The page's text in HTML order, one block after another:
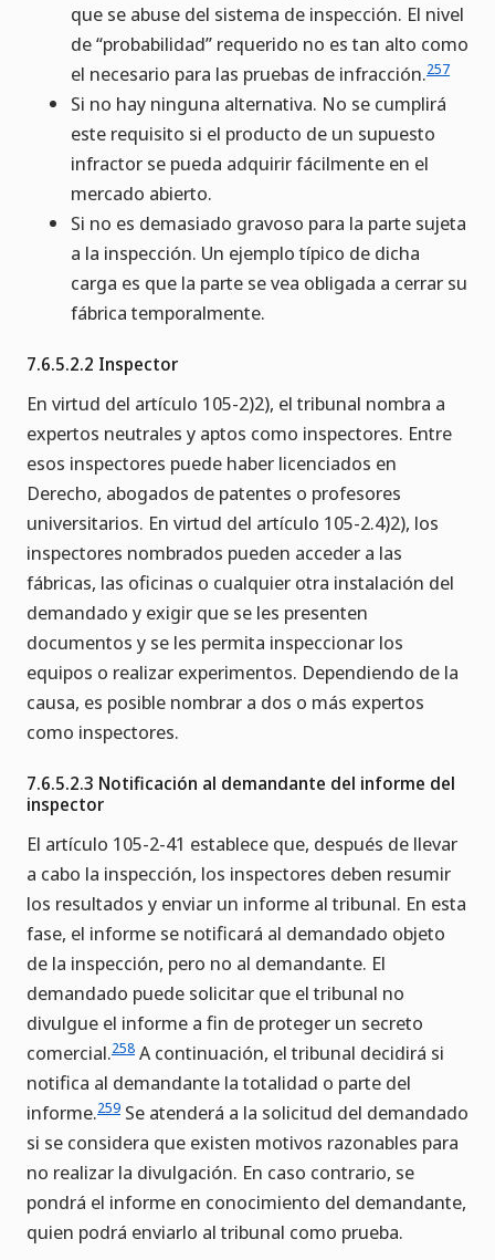
que se abuse del sistema de inspección. El nivel
de “probabilidad” requerido no es tan alto como
el necesario para las pruebas de infracción.257
Si no hay ninguna alternativa. No se cumplirá
este requisito si el producto de un supuesto
infractor se pueda adquirir fácilmente en el
mercado abierto.
Si no es demasiado gravoso para la parte sujeta
a la inspección. Un ejemplo típico de dicha
carga es que la parte se vea obligada a cerrar su
fábrica temporalmente.
7.6.5.2.2 Inspector
En virtud del artículo 105-2)2), el tribunal nombra a
expertos neutrales y aptos como inspectores. Entre
esos inspectores puede haber licenciados en
Derecho, abogados de patentes o profesores
universitarios. En virtud del artículo 105-2.4)2), los
inspectores nombrados pueden acceder a las
fábricas, las oficinas o cualquier otra instalación del
demandado y exigir que se les presenten
documentos y se les permita inspeccionar los
equipos o realizar experimentos. Dependiendo de la
causa, es posible nombrar a dos o más expertos
como inspectores.
7.6.5.2.3 Notificación al demandante del informe del
inspector
El artículo 105-2-41 establece que, después de llevar
a cabo la inspección, los inspectores deben resumir
los resultados y enviar un informe al tribunal. En esta
fase, el informe se notificará al demandado objeto
de la inspección, pero no al demandante. El
demandado puede solicitar que el tribunal no
divulgue el informe a fin de proteger un secreto
comercial.258 A continuación, el tribunal decidirá si
notifica al demandante la totalidad o parte del
informe.259 Se atenderá a la solicitud del demandado
si se considera que existen motivos razonables para
no realizar la divulgación. En caso contrario, se
pondrá el informe en conocimiento del demandante,
quien podrá enviarlo al tribunal como prueba.